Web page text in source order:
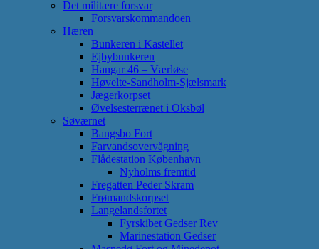
Det militære forsvar
Forsvarskommandoen
Hæren
Bunkeren i Kastellet
Ejbybunkeren
Hangar 46 – Værløse
Høvelte-Sandholm-Sjælsmark
Jægerkorpset
Øvelsesterrænet i Oksbøl
Søværnet
Bangsbo Fort
Farvandsovervågning
Flådestation København
Nyholms fremtid
Fregatten Peder Skram
Frømandskorpset
Langelandsfortet
Fyrskibet Gedser Rev
Marinestation Gedser